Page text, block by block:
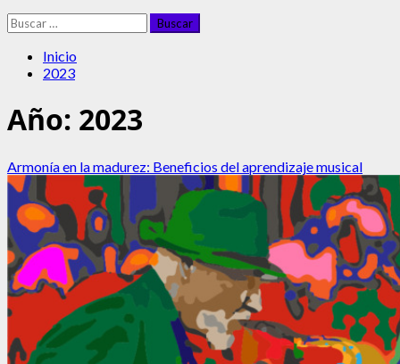
Buscar:
Inicio
2023
Año: 2023
Armonía en la madurez: Beneficios del aprendizaje musical